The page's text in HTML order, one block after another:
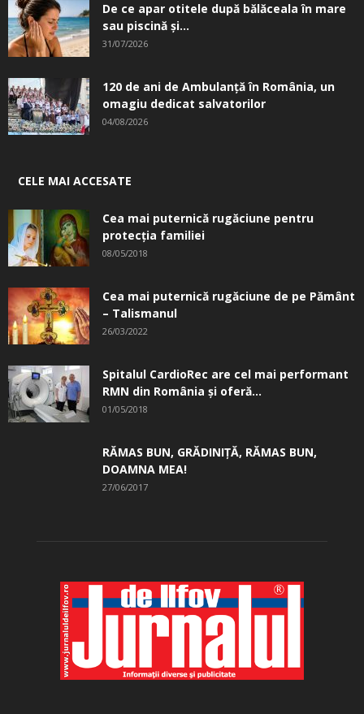
De ce apar otitele după bălăceala în mare
sau piscină și...
31/07/2026
120 de ani de Ambulanță în România, un
omagiu dedicat salvatorilor
04/08/2026
CELE MAI ACCESATE
Cea mai puternică rugăciune pentru
protecția familiei
08/05/2018
Cea mai puternică rugăciune de pe Pământ
– Talismanul
26/03/2022
Spitalul CardioRec are cel mai performant
RMN din România și oferă...
01/05/2018
RĂMAS BUN, GRĂDINIŢĂ, ­RĂMAS BUN,
DOAMNA MEA!
27/06/2017